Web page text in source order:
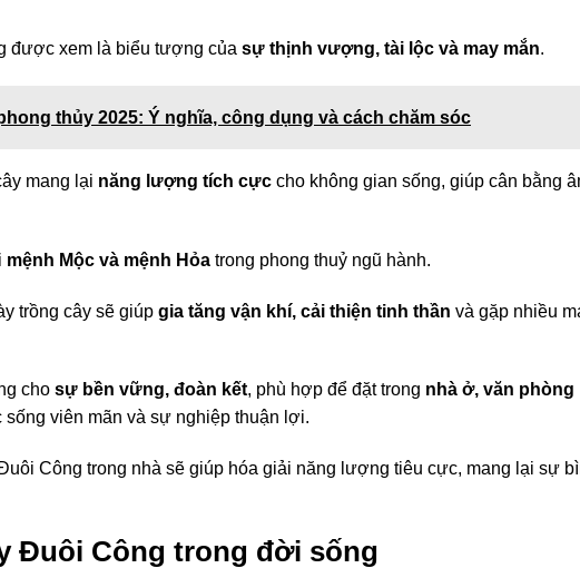
được xem là biểu tượng của sự thịnh vượng, tài lộc và may mắn.
thủy 2025: Ý nghĩa, công dụng và cách chăm sóc
mang lại năng lượng tích cực cho không gian sống, giúp cân bằng
mệnh Mộc và mệnh Hỏa trong phong thuỷ ngũ hành.
trồng cây sẽ giúp gia tăng vận khí, cải thiện tinh thần và gặp nhiều
cho sự bền vững, đoàn kết, phù hợp để đặt trong nhà ở, văn phòng
sống viên mãn và sự nghiệp thuận lợi.
Công trong nhà sẽ giúp hóa giải năng lượng tiêu cực, mang lại sự
Đuôi Công trong đời sống